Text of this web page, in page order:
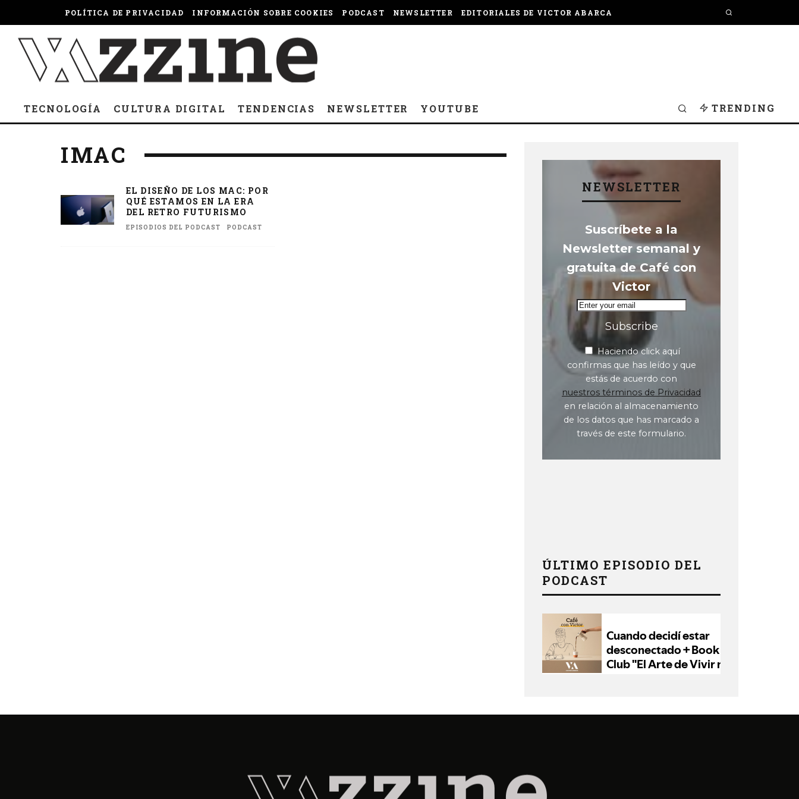
POLÍTICA DE PRIVACIDAD INFORMACIÓN SOBRE COOKIES PODCAST NEWSLETTER EDITORIALES DE VICTOR ABARCA
TECNOLOGÍA CULTURA DIGITAL TENDENCIAS NEWSLETTER YOUTUBE TRENDING
IMAC
EL DISEÑO DE LOS MAC: POR
QUÉ ESTAMOS EN LA ERA
DEL RETRO FUTURISMO
EPISODIOS DEL PODCAST PODCAST
NEWSLETTER
Suscríbete a la
Newsletter semanal y
gratuita de Café con
Victor
Subscribe
Haciendo click aquí
confirmas que has leído y que
estás de acuerdo con
nuestros términos de Privacidad
en relación al almacenamiento
de los datos que has marcado a
través de este formulario.
ÚLTIMO EPISODIO DEL
PODCAST